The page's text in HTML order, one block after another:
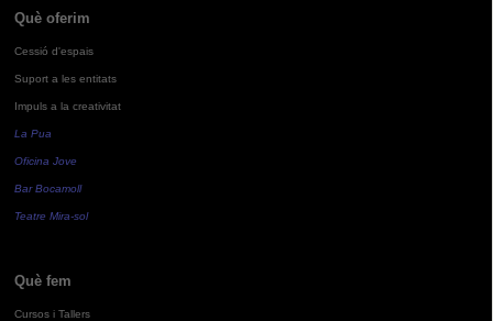
Què oferim
Cessió d'espais
Suport a les entitats
Impuls a la creativitat
La Pua
Oficina Jove
Bar Bocamoll
Teatre Mira-sol
Què fem
Cursos i Tallers